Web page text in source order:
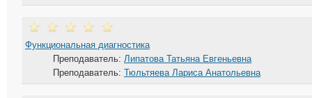
Функциональная диагностика
Преподаватель: Липатова Татьяна Евгеньевна
Преподаватель: Тюльтяева Лариса Анатольевна